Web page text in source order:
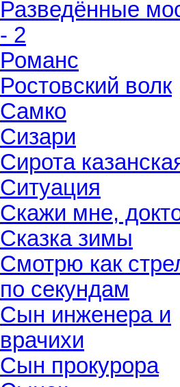
Разведённые
- 2
Романс
Ростовский волк
Самко
Сизари
Сирота
Ситуация
Скажи мне,
Сказка зимы
Смотрю как
по секундам
Сын инженера и
врачихи
Сын прокурора